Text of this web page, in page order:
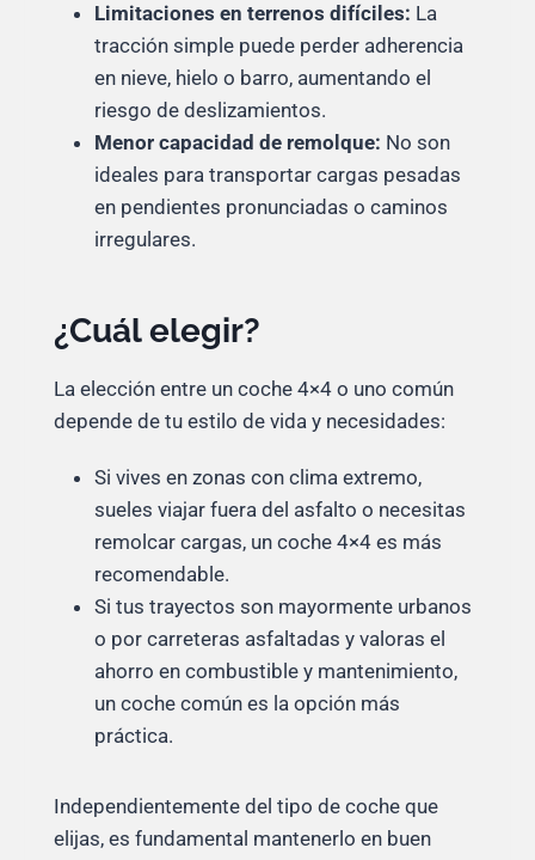
Limitaciones en terrenos difíciles: La
tracción simple puede perder adherencia
en nieve, hielo o barro, aumentando el
riesgo de deslizamientos.
Menor capacidad de remolque: No son
ideales para transportar cargas pesadas
en pendientes pronunciadas o caminos
irregulares.
¿Cuál elegir?
La elección entre un coche 4×4 o uno común
depende de tu estilo de vida y necesidades:
Si vives en zonas con clima extremo,
sueles viajar fuera del asfalto o necesitas
remolcar cargas, un coche 4×4 es más
recomendable.
Si tus trayectos son mayormente urbanos
o por carreteras asfaltadas y valoras el
ahorro en combustible y mantenimiento,
un coche común es la opción más
práctica.
Independientemente del tipo de coche que
elijas, es fundamental mantenerlo en buen